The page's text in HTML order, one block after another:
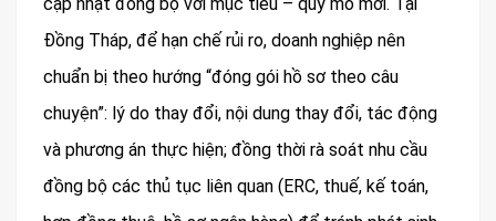
Đồng Tháp, để hạn chế rủi ro, doanh nghiệp nên
chuẩn bị theo hướng “đóng gói hồ sơ theo câu
chuyện”: lý do thay đổi, nội dung thay đổi, tác động
và phương án thực hiện; đồng thời rà soát nhu cầu
đồng bộ các thủ tục liên quan (ERC, thuế, kế toán,